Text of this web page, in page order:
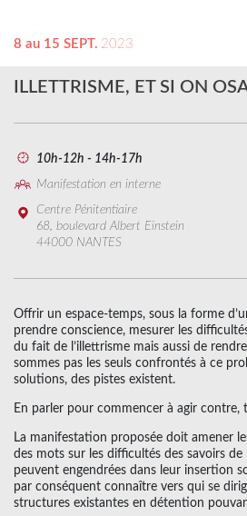
8 au 15 SEPT. 2023
ILLETTRISME, ET SI ON
10h-12h - 14h-17h
Manifestation en interne
Centre Pénitentiaire
68, boulevard Albert Einstein
44000 NANTES
Offrir un espace-temps, sous la forme
prendre conscience, mesurer les
du fait de l’illettrisme mais aussi de
sommes pas les seuls confrontés à ce
solutions, des pistes existent.
En parler pour commencer à agir contre,
La manifestation proposée doit amener
des mots sur les difficultés des savoirs de
peuvent engendrées dans leur insertion
par conséquent connaître vers qui se
structures existantes en détention